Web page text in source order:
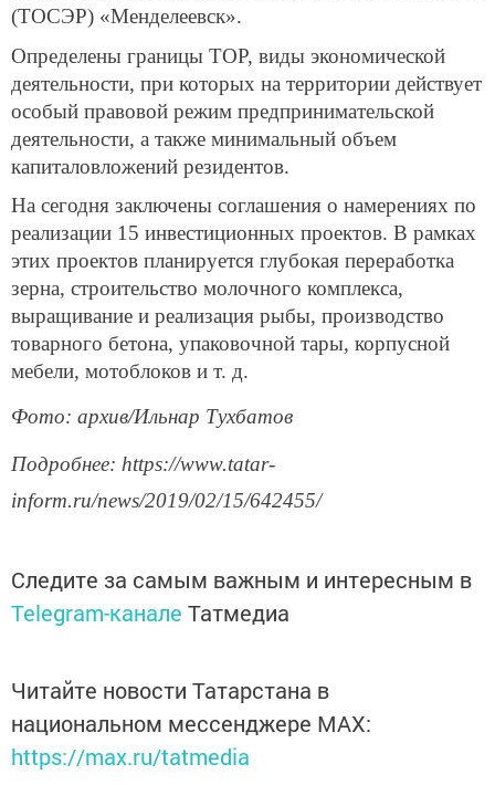
(ТОСЭР) «Менделеевск».
Определены границы ТОР, виды экономической
деятельности, при которых на территории действует
особый правовой режим предпринимательской
деятельности, а также минимальный объем
капиталовложений резидентов.
На сегодня заключены соглашения о намерениях по
реализации 15 инвестиционных проектов. В рамках
этих проектов планируется глубокая переработка
зерна, строительство молочного комплекса,
выращивание и реализация рыбы, производство
товарного бетона, упаковочной тары, корпусной
мебели, мотоблоков и т. д.
Фото: архив/Ильнар Тухбатов
Подробнее: https://www.tatar-
inform.ru/news/2019/02/15/642455/
Следите за самым важным и интересным в
Telegram-канале Татмедиа
Читайте новости Татарстана в
национальном мессенджере MАХ:
https://max.ru/tatmedia